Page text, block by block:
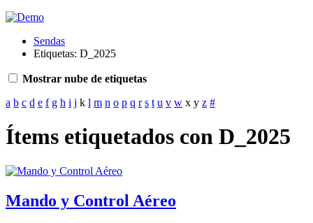
Sendas
Etiquetas: D_2025
Mostrar nube de etiquetas
a b c d e f g h i j k l m n o p q r s t u v w x y z #
Ítems etiquetados con D_2025
Mando y Control Aéreo